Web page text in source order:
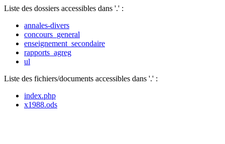
Liste des dossiers accessibles dans '.' :
annales-divers
concours_general
enseignement_secondaire
rapports_agreg
ul
Liste des fichiers/documents accessibles dans '.' :
index.php
x1988.ods